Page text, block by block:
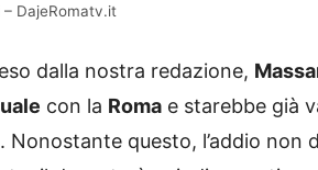
DajeRomatv.it
dalla nostra redazione,
con la Roma e starebbe già
Nonostante questo, l’addio